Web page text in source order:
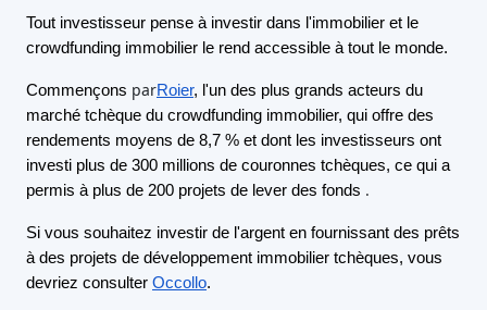
Tout investisseur pense à investir dans l'immobilier et le
crowdfunding immobilier le rend accessible à tout le monde.
Commençons parRoier, l'un des plus grands acteurs du
marché tchèque du crowdfunding immobilier, qui offre des
rendements moyens de 8,7 % et dont les investisseurs ont
investi plus de 300 millions de couronnes tchèques, ce qui a
permis à plus de 200 projets de lever des fonds .
Si vous souhaitez investir de l'argent en fournissant des prêts
à des projets de développement immobilier tchèques, vous
devriez consulter Occollo.